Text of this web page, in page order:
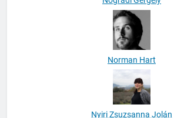
Nógrádi Gergely
Norman Hart